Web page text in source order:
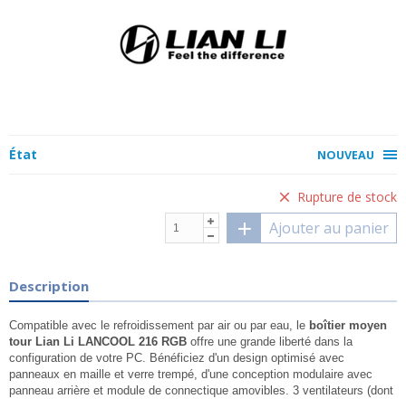
État NOUVEAU
Rupture de stock
Ajouter au panier
Description
Compatible avec le refroidissement par air ou par eau, le boîtier moyen
tour Lian Li LANCOOL 216 RGB offre une grande liberté dans la
configuration de votre PC. Bénéficiez d'un design optimisé avec
panneaux en maille et verre trempé, d'une conception modulaire avec
panneau arrière et module de connectique amovibles. 3 ventilateurs (dont